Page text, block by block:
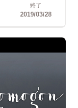
終了
2019/03/28